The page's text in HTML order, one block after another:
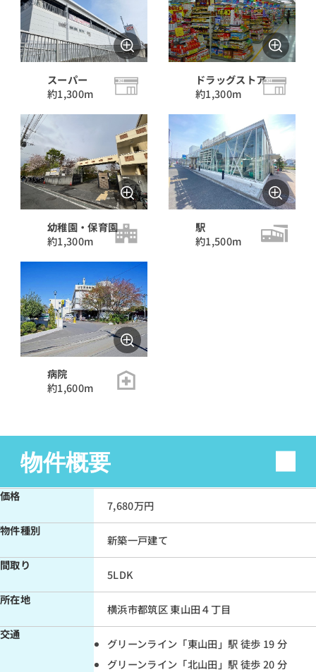
15年
頭金
無し
有り
直接入力する
万円（半角数字）
スーパー
約1,300m
ドラッグストア
約1,300m
幼稚園・保育園
約1,300m
駅
約1,500m
病院
約1,600m
物件概要
価格
7,680万円
物件種別
新築一戸建て
間取り
5LDK
所在地
横浜市都筑区 東山田４丁目
交通
グリーンライン「東山田」駅 徒歩 19 分
グリーンライン「北山田」駅 徒歩 20 分